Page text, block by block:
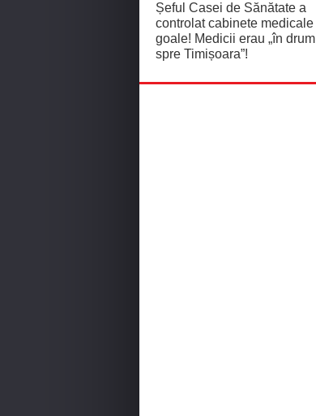
Șeful Casei de Sănătate a
controlat cabinete medicale
goale! Medicii erau „în drum
spre Timișoara”!